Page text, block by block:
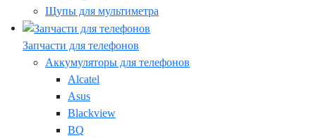
Щупы для мультиметра
Запчасти для телефонов
Аккумуляторы для телефонов
Alcatel
Asus
Blackview
BQ